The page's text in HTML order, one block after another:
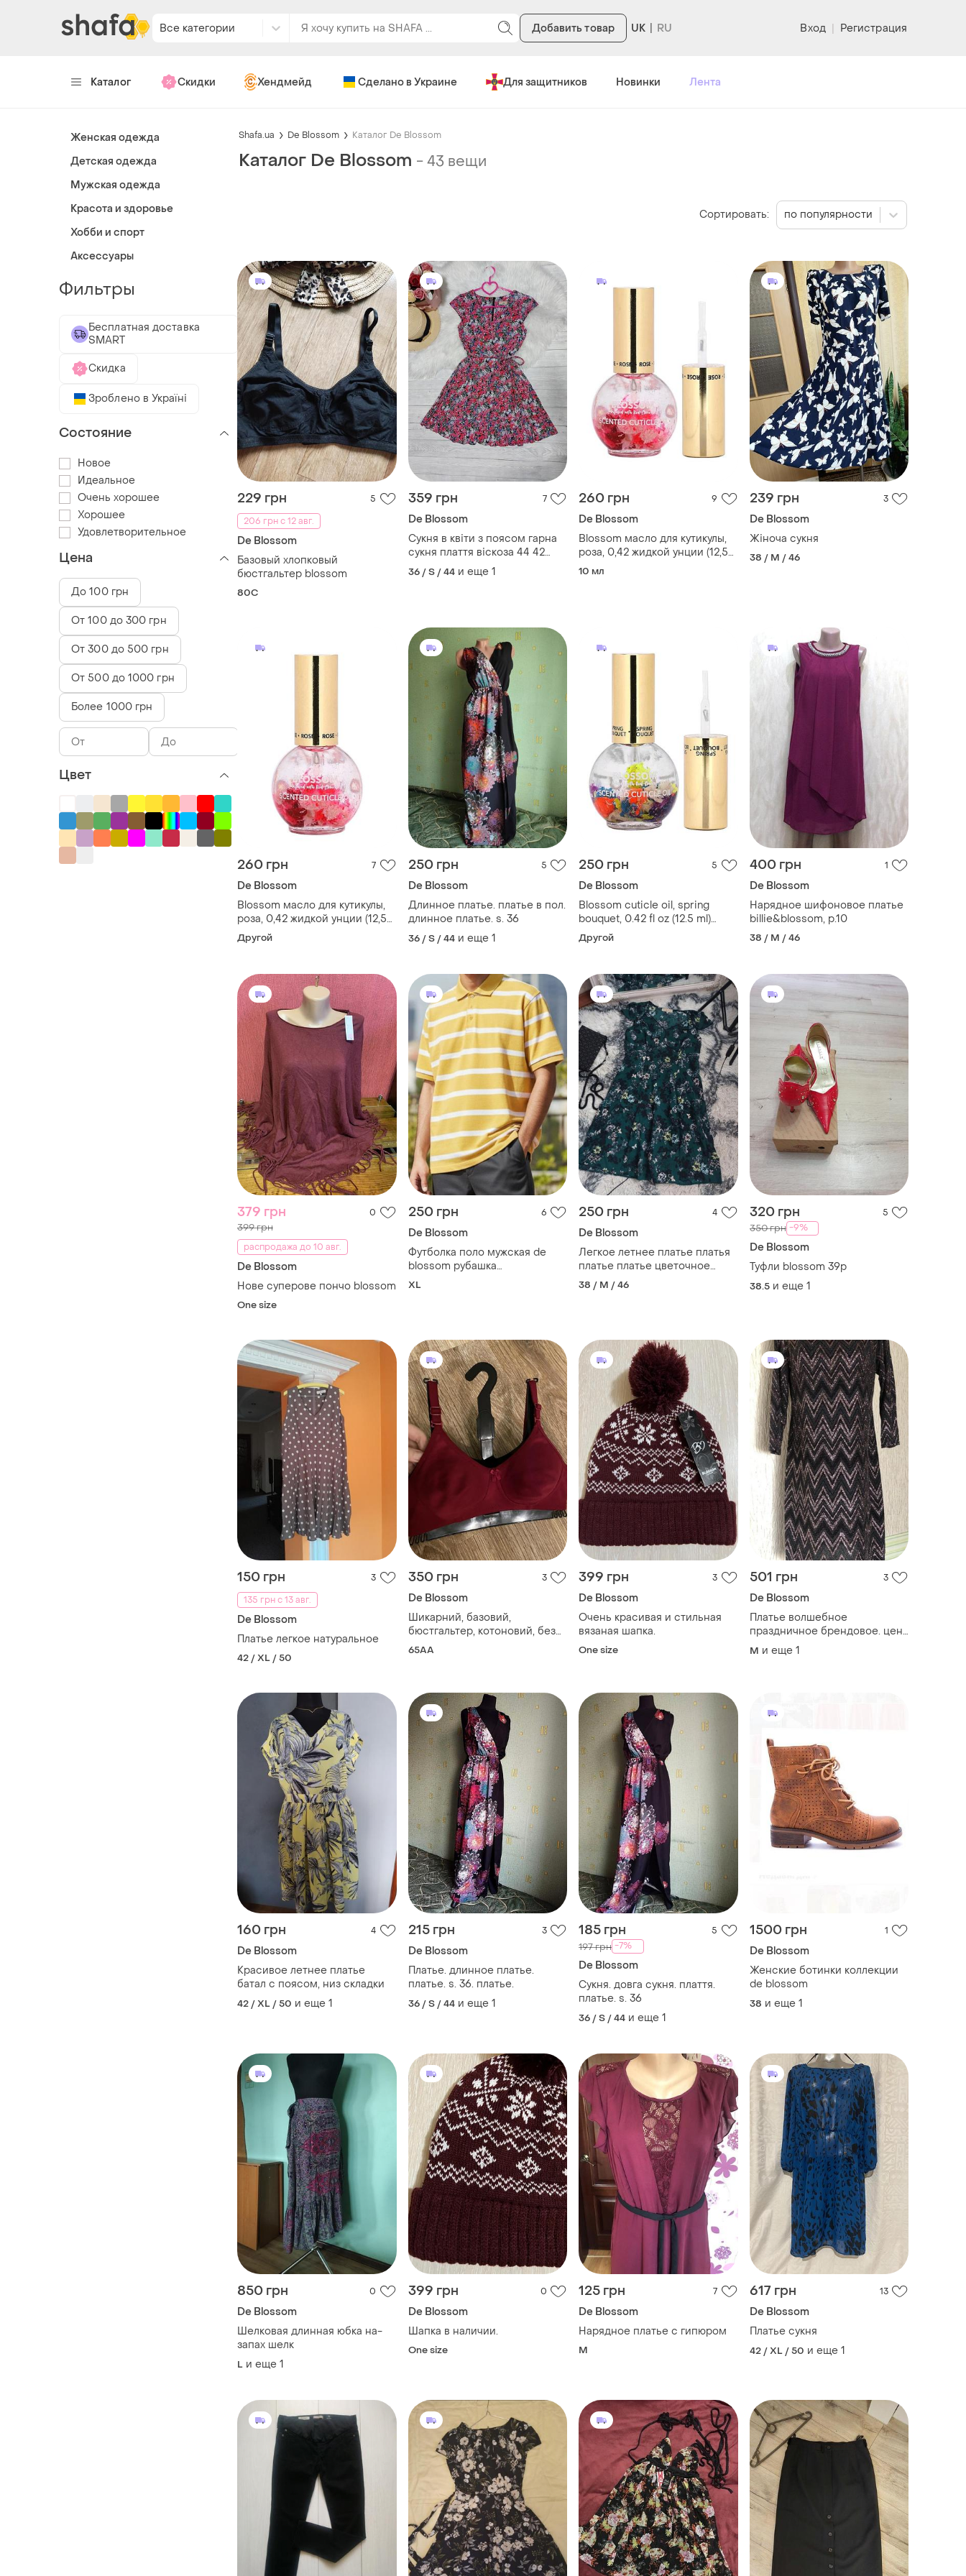
Все категории Добавить товар UK Вход | Регистрация
Каталог Скидки Хендмейд Сделано в Украине Для защитников Новинки Лента
Shafa.ua De Blossom Каталог De Blossom
Каталог De Blossom -43 вещи
229 грн
5
206 грн с 12 авг.
De Blossom
Базовый хлопковый
бюстгальтер blossom
80C
359 грн 7
De Blossom
Сукня в квіти з поясом гарна
сукня плаття віскоза 44 42
розпродаж
36 / S / 44 и еще 1
260 грн 9
De Blossom
Blossom масло для кутикулы,
роза, 0,42 жидкой унции (12,5
мл)
10 мл
239 грн 3
De Blossom
Жіноча сукня
38 / M / 46
260 грн 7
De Blossom
Blossom масло для кутикулы,
роза, 0,42 жидкой унции (12,5
мл)
Другой
250 грн 5
De Blossom
Длинное платье. платье в пол.
длинное платье. s. 36
36 / S / 44 и еще 1
250 грн 5
De Blossom
Blossom cuticle oil, spring
bouquet, 0.42 fl oz (12.5 ml)
масло доя кутикули
Другой
400 грн 1
De Blossom
Нарядное шифоновое платье
billie&blossom, р.10
38 / M / 46
379 грн 0
399 грн
распродажа до 10 авг.
De Blossom
Нове суперове пончо blossom
One size
250 грн 6
De Blossom
Футболка поло мужская de
blossom рубашка
классическая желтая.
XL
250 грн 4
De Blossom
Легкое летнее платье платья
платье платье цветочное
платье в цветочный принт
летнее платье
38 / M / 46
320 грн 5
350 грн -9%
De Blossom
Туфли blossom 39р
38.5 и еще 1
150 грн
3
135 грн с 13 авг.
De Blossom
Платье легкое натуральное
42 / XL / 50
350 грн 3
De Blossom
Шикарний, базовий,
бюстгальтер, котоновий, без
кісточок, в бордовому кольорі,
65AA
399 грн 3
De Blossom
Очень красивая и стильная
вязаная шапка.
One size
501 грн 3
De Blossom
Платье волшебное
праздничное брендовое. цена
+ качество! рекомендация на
вечеринку, праздник.
M и еще 1
160 грн 4
De Blossom
Красивое летнее платье
батал с поясом, низ складки
42 / XL / 50 и еще 1
215 грн 3
De Blossom
Платье. длинное платье.
платье. s. 36. платье.
36 / S / 44 и еще 1
185 грн 5
197 грн -7%
De Blossom
Сукня. довга сукня. плаття.
платье. s. 36
36 / S / 44 и еще 1
1500 грн 1
De Blossom
Женские ботинки коллекции
de blossom
38 и еще 1
850 грн 0
De Blossom
Шелковая длинная юбка на-
запах шелк
L и еще 1
399 грн 0
De Blossom
Шапка в наличии.
One size
125 грн 7
De Blossom
Нарядное платье с гипюром
M
617 грн 13
De Blossom
Платье сукня
42 / XL / 50 и еще 1
Сортировать: по популярности
Женская одежда
Детская одежда
Мужская одежда
Красота и здоровье
Хобби и спорт
Аксессуары
Фильтры
Бесплатная доставка
SMART
Скидка
Зроблено в Україні
Состояние
Новое
Идеальное
Очень хорошее
Хорошее
Удовлетворительное
Цена
До 100 грн
От 100 до 300 грн
От 300 до 500 грн
От 500 до 1000 грн
Более 1000 грн
Цвет